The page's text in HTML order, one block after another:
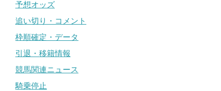
予想オッズ
追い切り・コメント
枠順確定・データ
引退・移籍情報
競馬関連ニュース
騎乗停止